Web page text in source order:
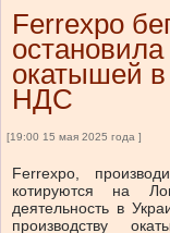
Ferrexpo
окатышей в
НДС
[19:00 15 мая 2025 года ]
Ferrexpo,
котируются на
деятельность в
производству